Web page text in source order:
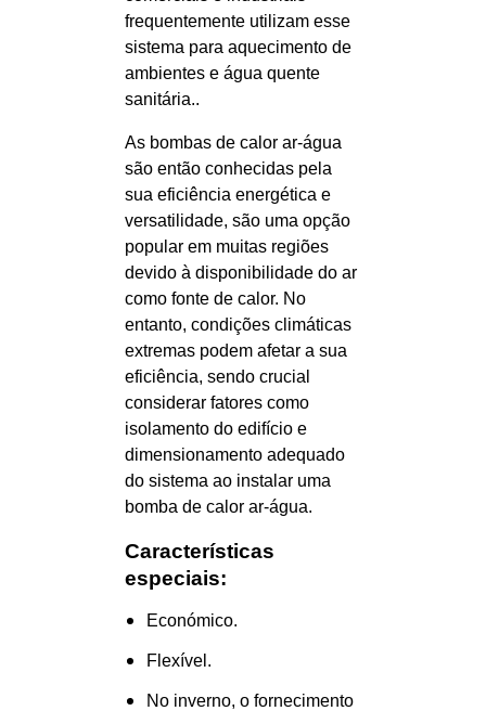
frequentemente utilizam esse
sistema para aquecimento de
ambientes e água quente
sanitária..
As bombas de calor ar-água
são então conhecidas pela
sua eficiência energética e
versatilidade, são uma opção
popular em muitas regiões
devido à disponibilidade do ar
como fonte de calor. No
entanto, condições climáticas
extremas podem afetar a sua
eficiência, sendo crucial
considerar fatores como
isolamento do edifício e
dimensionamento adequado
do sistema ao instalar uma
bomba de calor ar-água.
Características
especiais:
Económico.
Flexível.
No inverno, o fornecimento